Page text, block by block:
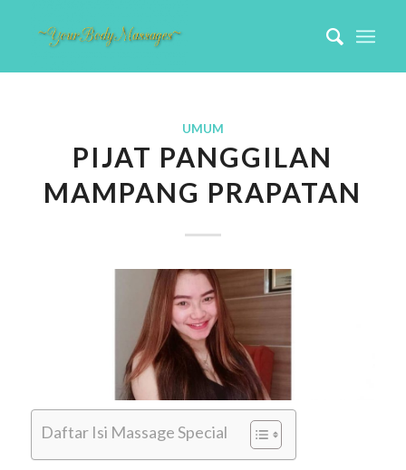
UMUM
PIJAT PANGGILAN
MAMPANG PRAPATAN
Daftar Isi Massage Special